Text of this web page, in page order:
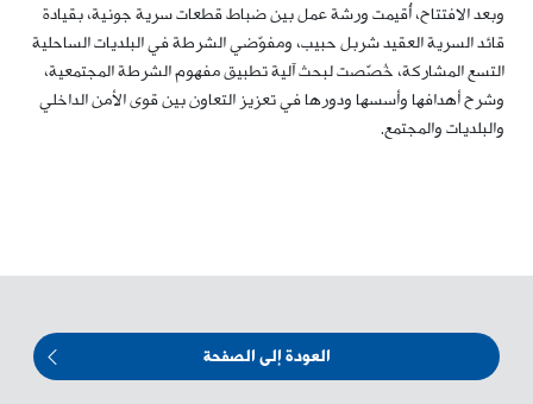
وبعد الافتتاح، أُقيمت ورشة عمل بين ضباط قطعات سرية جونية، بقيادة
قائد السرية العقيد شربل حبيب، ومفوّضي الشرطة في البلديات الساحلية
التسع المشاركة، خُصّصت لبحث آلية تطبيق مفهوم الشرطة المجتمعية،
وشرح أهدافها وأسسها ودورها في تعزيز التعاون بين قوى الأمن الداخلي
والبلديات والمجتمع.
العودة إلى الصفحة